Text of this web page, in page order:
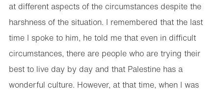
at different aspects of the circumstances despite the
harshness of the situation. I remembered that the last
time I spoke to him, he told me that even in difficult
circumstances, there are people who are trying their
best to live day by day and that Palestine has a
wonderful culture. However, at that time, when I was